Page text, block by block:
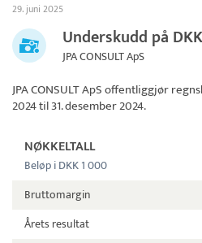
29. juni 2025
Underskudd på
JPA CONSULT ApS
JPA CONSULT ApSoffentliggjør
2024 til 31. desember 2024.
NØKKELTALL
Beløp i DKK 1 000
Bruttomargin
Årets resultat